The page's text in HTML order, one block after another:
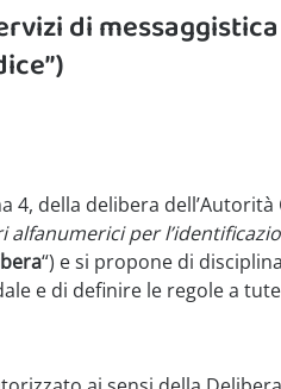
di
4, della delibera
per
“) e si propone di
e di definire le regole a